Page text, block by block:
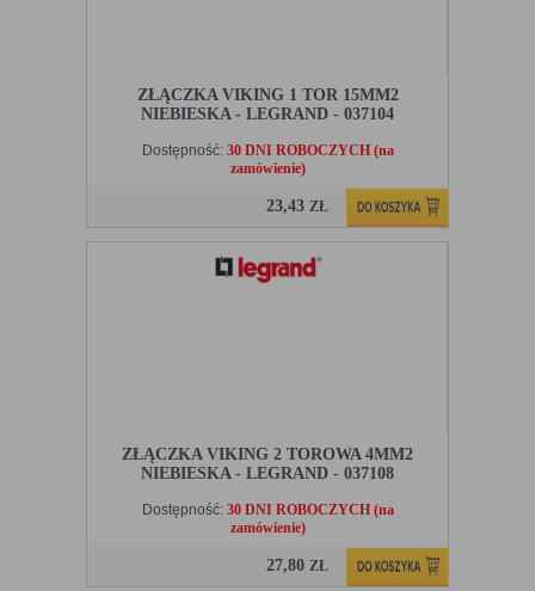
ZŁĄCZKA VIKING 1 TOR 15MM2
NIEBIESKA - LEGRAND - 037104
Dostępność: 30 DNI ROBOCZYCH (na
zamówienie)
23,43ZŁ
ZŁĄCZKA VIKING 2 TOROWA 4MM2
NIEBIESKA - LEGRAND - 037108
Dostępność: 30 DNI ROBOCZYCH (na
zamówienie)
27,80ZŁ